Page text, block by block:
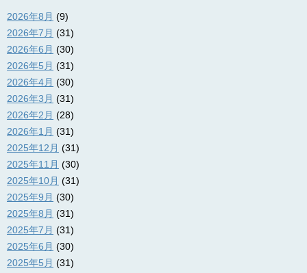
2026年8月 (9)
2026年7月 (31)
2026年6月 (30)
2026年5月 (31)
2026年4月 (30)
2026年3月 (31)
2026年2月 (28)
2026年1月 (31)
2025年12月 (31)
2025年11月 (30)
2025年10月 (31)
2025年9月 (30)
2025年8月 (31)
2025年7月 (31)
2025年6月 (30)
2025年5月 (31)